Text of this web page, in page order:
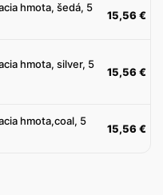
hmota, šedá, 5
15,56€
hmota, silver, 5
15,56€
hmota,coal, 5
15,56€